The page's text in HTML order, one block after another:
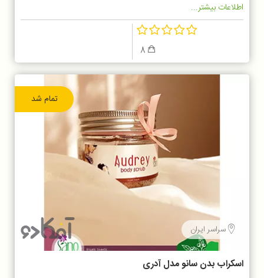
اطلاعات بیشتر...
8
تمام شد
سراسر ایران
اسکراب بدن سانو مدل آدری